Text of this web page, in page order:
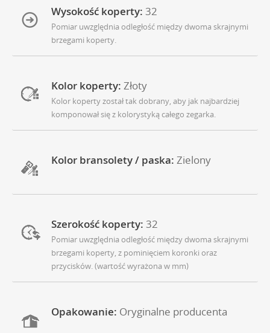
Wysokość koperty: 32
Pomiar uwzględnia odległość między dwoma skrajnymi
brzegami koperty.
Kolor koperty: Złoty
Kolor koperty został tak dobrany, aby jak najbardziej
komponował się z kolorystyką całego zegarka.
Kolor bransolety / paska: Zielony
Szerokość koperty: 32
Pomiar uwzględnia odległość między dwoma skrajnymi
brzegami koperty, z pominięciem koronki oraz
przycisków. (wartość wyrażona w mm)
Opakowanie: Oryginalne producenta